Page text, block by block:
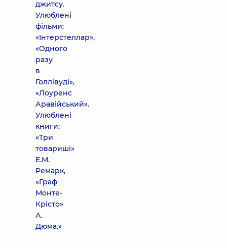
джитсу.
Улюблені
фільми:
«Інтерстеллар»,
«Одного
разу
в
Голлівуді»,
«Лоуренс
Аравійський».
Улюблені
книги:
«Три
товариші»
Е.М.
Ремарк,
«Граф
Монте-
Крісто»
А.
Дюма.»